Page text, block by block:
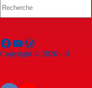
Facebook
YouTube
WordPress
Copyright © 2026 - JJ